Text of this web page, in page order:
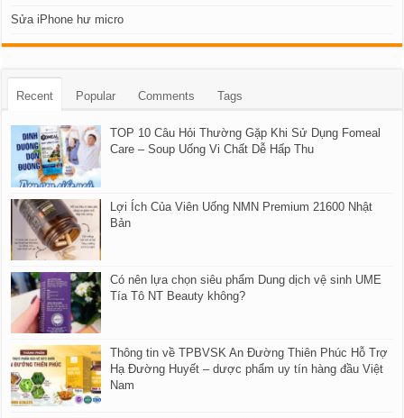
Sửa iPhone hư micro
Recent Popular Comments Tags
TOP 10 Câu Hỏi Thường Gặp Khi Sử Dụng Fomeal
Care – Soup Uống Vi Chất Dễ Hấp Thu
Lợi Ích Của Viên Uống NMN Premium 21600 Nhật
Bản
Có nên lựa chọn siêu phẩm Dung dịch vệ sinh UME
Tía Tô NT Beauty không?
Thông tin về TPBVSK An Đường Thiên Phúc Hỗ Trợ
Hạ Đường Huyết – dược phẩm uy tín hàng đầu Việt
Nam